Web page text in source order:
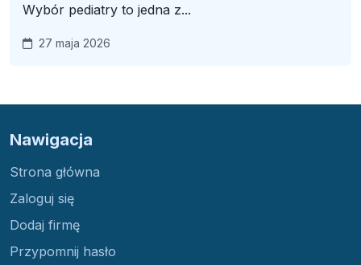
Wybór pediatry to jedna z...
27 maja 2026
Nawigacja
Strona główna
Zaloguj się
Dodaj firmę
Przypomnij hasło